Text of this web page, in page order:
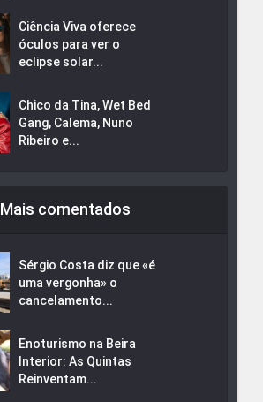
Ciência Viva oferece
óculos para ver o
eclipse solar...
Chico da Tina, Wet Bed
Gang, Calema, Nuno
Ribeiro e...
Mais comentados
Sérgio Costa diz que «é
uma vergonha» o
cancelamento...
Enoturismo na Beira
Interior: As Quintas
Reinventam...